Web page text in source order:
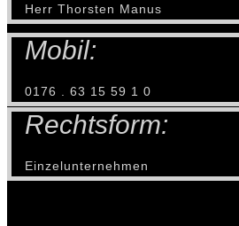
Herr Thorsten Manus
Mobil:
0176 . 63 15 59 1 0
Rechtsform:
Einzelunternehmen